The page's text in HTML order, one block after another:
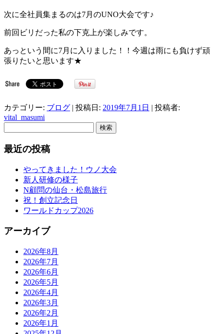
次に全社員集まるのは7月のUNO大会です♪
前回ビリだった私の下克上が楽しみです。
あっという間に7月に入りました！！今週は雨にも負けず頑
張りたいと思います★
カテゴリー: ブログ | 投稿日: 2019年7月1日 | 投稿者:
vital_masumi
最近の投稿
やってきました！ウノ大会
新人研修の様子
N顧問の仙台・松島旅行
祝！創立記念日
ワールドカップ2026
アーカイブ
2026年8月
2026年7月
2026年6月
2026年5月
2026年4月
2026年3月
2026年2月
2026年1月